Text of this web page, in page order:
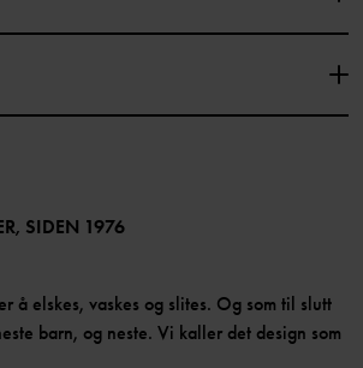
SIDEN 1976
å elskes, vaskes og slites. Og som til slutt
barn, og neste. Vi kaller det design som